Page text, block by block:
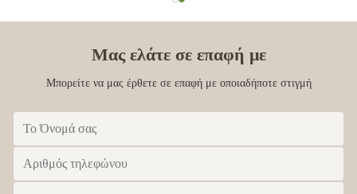
Μας ελάτε σε επαφή με
Μπορείτε να μας έρθετε σε επαφή με οποιαδήποτε στιγμή